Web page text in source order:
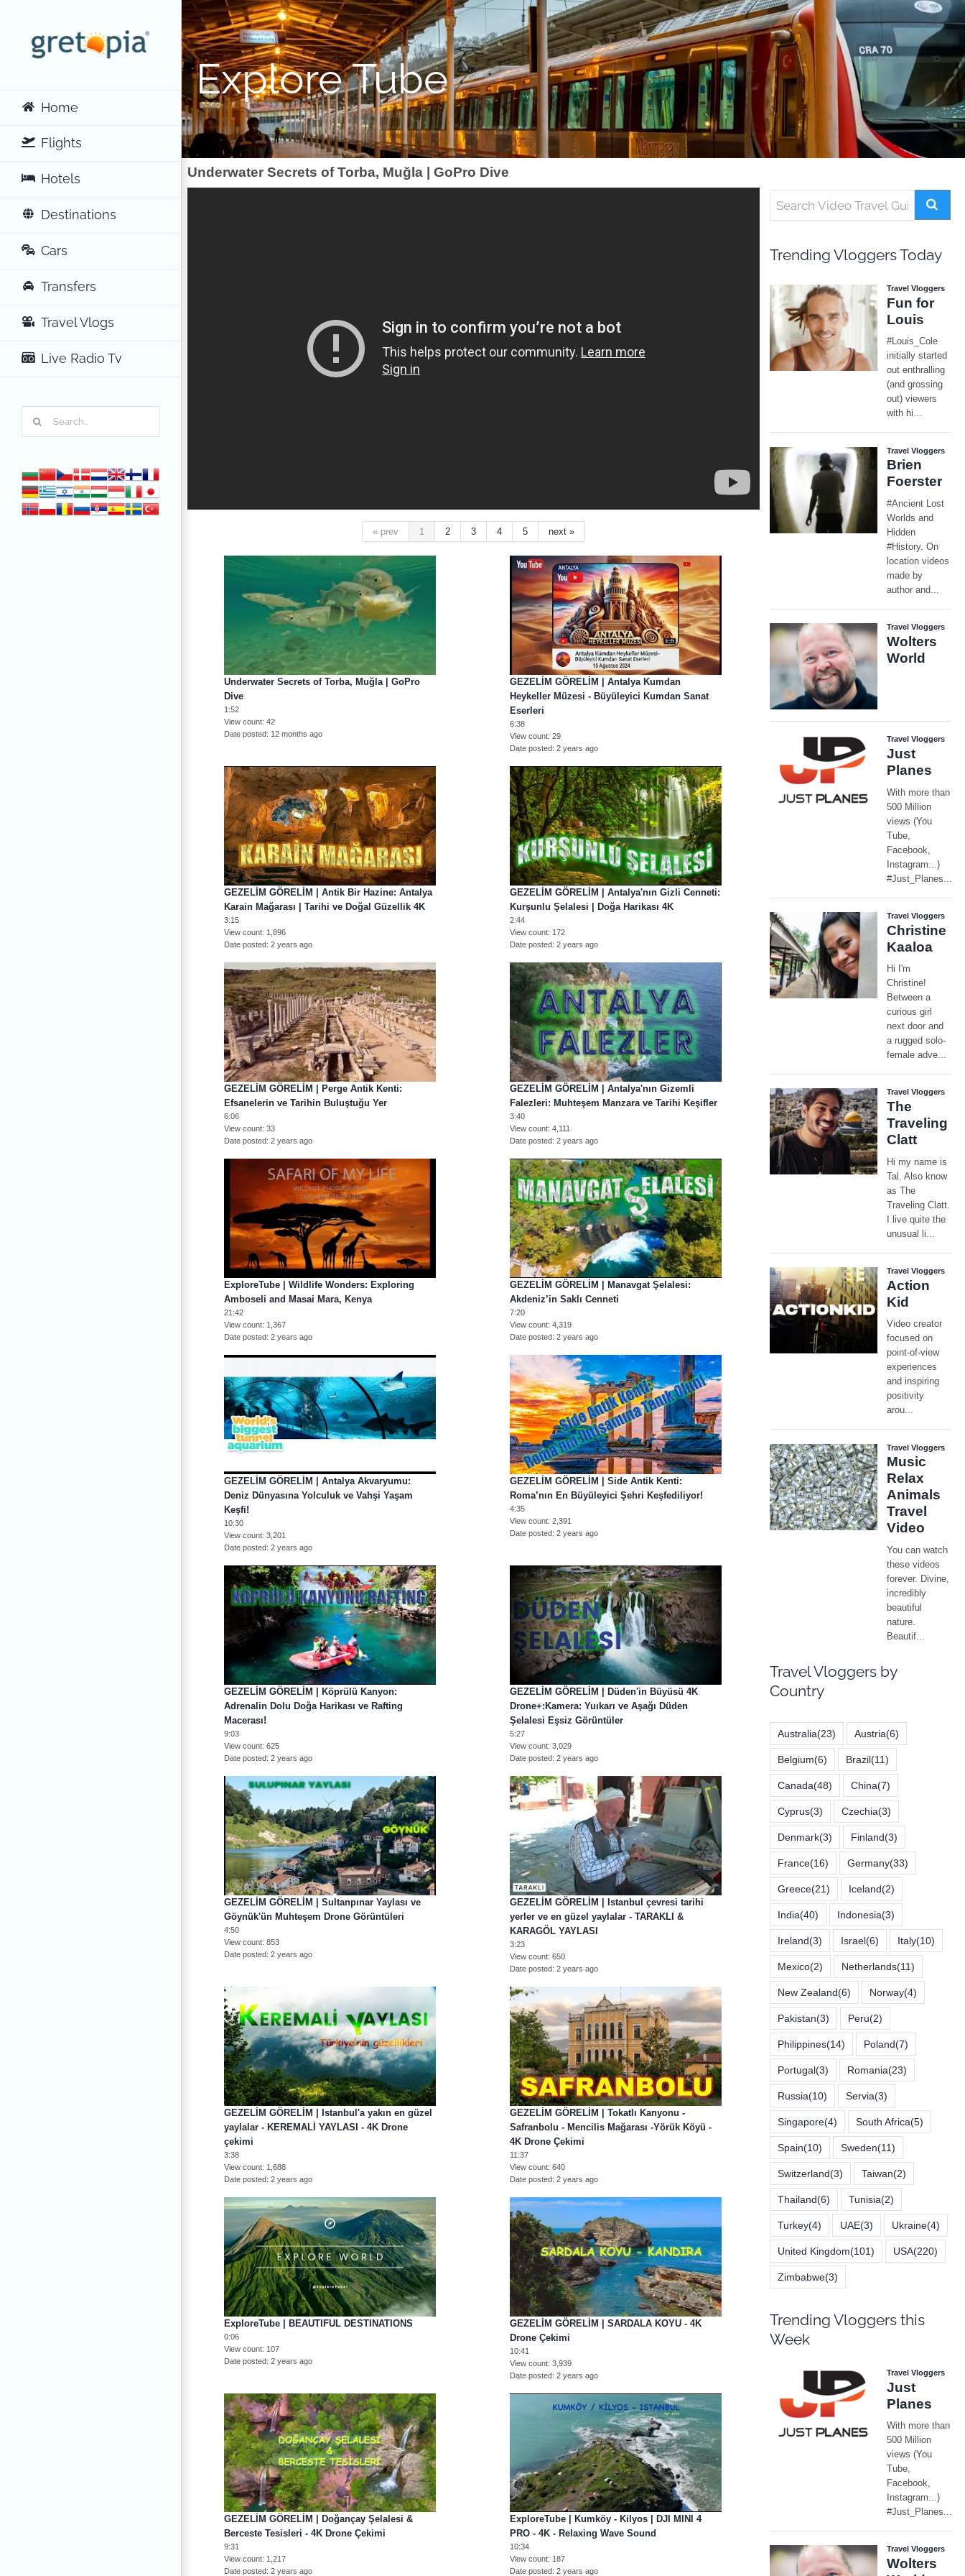
content
Home
Flights
Hotels
Destinations
Cars
Transfers
Travel Vlogs
Live Radio Tv
Explore Tube
Underwater Secrets of Torba, Muğla | GoPro Dive
« prev 1 2 3 4 5 next »
Underwater Secrets of Torba, Muğla | GoPro
Dive
1:52
View count 42
Date posted 12 months ago
GEZELİM GÖRELİM | Antalya Kumdan
Heykeller Müzesi - Büyüleyici Kumdan Sanat
Eserleri
6:38
View count 29
Date posted 2 years ago
GEZELİM GÖRELİM | Antik Bir Hazine: Antalya
Karain Mağarası | Tarihi ve Doğal Güzellik 4K
3:15
View count 1,896
Date posted 2 years ago
GEZELİM GÖRELİM | Antalya'nın Gizli Cenneti:
Kurşunlu Şelalesi | Doğa Harikası 4K
2:44
View count 172
Date posted 2 years ago
GEZELİM GÖRELİM | Perge Antik Kenti:
Efsanelerin ve Tarihin Buluştuğu Yer
6:06
View count 33
Date posted 2 years ago
GEZELİM GÖRELİM | Antalya'nın Gizemli
Falezleri: Muhteşem Manzara ve Tarihi Keşifler
3:40
View count 4,111
Date posted 2 years ago
ExploreTube | Wildlife Wonders: Exploring
Amboseli and Masai Mara, Kenya
21:42
View count 1,367
Date posted 2 years ago
GEZELİM GÖRELİM | Manavgat Şelalesi:
Akdeniz’in Saklı Cenneti
7:20
View count 4,319
Date posted 2 years ago
GEZELİM GÖRELİM | Antalya Akvaryumu:
Deniz Dünyasına Yolculuk ve Vahşi Yaşam
Keşfi!
10:30
View count 3,201
Date posted 2 years ago
GEZELİM GÖRELİM | Side Antik Kenti:
Roma’nın En Büyüleyici Şehri Keşfediliyor!
4:35
View count 2,391
Date posted 2 years ago
GEZELİM GÖRELİM | Köprülü Kanyon:
Adrenalin Dolu Doğa Harikası ve Rafting
Macerası!
9:03
View count 625
Date posted 2 years ago
GEZELİM GÖRELİM | Düden'in Büyüsü 4K
Drone+:Kamera: Yuıkarı ve Aşağı Düden
Şelalesi Eşsiz Görüntüler
5:27
View count 3,029
Date posted 2 years ago
GEZELİM GÖRELİM | Sultanpınar Yaylası ve
Göynük'ün Muhteşem Drone Görüntüleri
4:50
View count 853
Date posted 2 years ago
GEZELİM GÖRELİM | Istanbul çevresi tarihi
yerler ve en güzel yaylalar - TARAKLI &
KARAGÖL YAYLASI
3:23
View count 650
Date posted 2 years ago
GEZELİM GÖRELİM | Istanbul'a yakın en güzel
yaylalar - KEREMALİ YAYLASI - 4K Drone
çekimi
3:38
View count 1,688
Date posted 2 years ago
GEZELİM GÖRELİM | Tokatlı Kanyonu -
Safranbolu - Mencilis Mağarası -Yörük Köyü -
4K Drone Çekimi
11:37
View count 640
Date posted 2 years ago
ExploreTube | BEAUTIFUL DESTINATIONS
0:06
View count 107
Date posted 2 years ago
GEZELİM GÖRELİM | SARDALA KOYU - 4K
Drone Çekimi
10:41
View count 3,939
Date posted 2 years ago
GEZELİM GÖRELİM | Doğançay Şelalesi &
Berceste Tesisleri - 4K Drone Çekimi
9:31
View count 1,217
Date posted
2 years ago
ExploreTube | Kumköy - Kilyos | DJI MINI 4
PRO - 4K - Relaxing Wave Sound
10:34
View count 187
Date posted
2 years ago
Trending Vloggers Today
Travel Vloggers by
Country
Australia(23) Austria(6)
Belgium(6) Brazil(11)
Canada(48) China(7)
Cyprus(3) Czechia(3)
Denmark(3) Finland(3)
France(16) Germany(33)
Greece(21) Iceland(2)
India(40) Indonesia(3)
Ireland(3) Israel(6) Italy(10)
Mexico(2) Netherlands(11)
New Zealand(6) Norway(4)
Pakistan(3) Peru(2)
Philippines(14) Poland(7)
Portugal(3) Romania(23)
Russia(10) Servia(3)
Singapore(4) South Africa(5)
Spain(10) Sweden(11)
Switzerland(3) Taiwan(2)
Thailand(6) Tunisia(2)
Turkey(4) UAE(3) Ukraine(4)
United Kingdom(101) USA(220)
Zimbabwe(3)
Trending Vloggers this
Week